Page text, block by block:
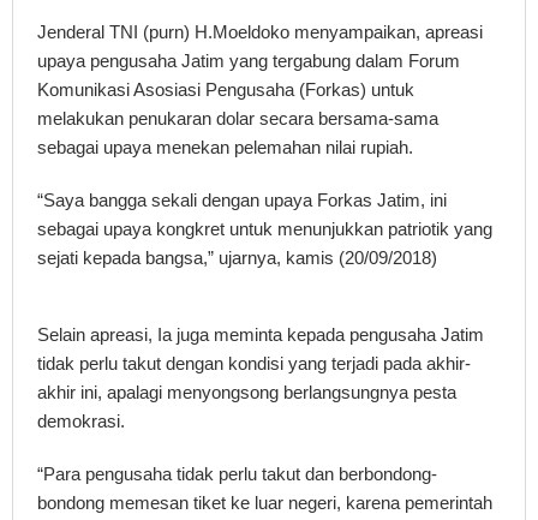
Jenderal TNI (purn) H.Moeldoko menyampaikan, apreasi
upaya pengusaha Jatim yang tergabung dalam Forum
Komunikasi Asosiasi Pengusaha (Forkas) untuk
melakukan penukaran dolar secara bersama-sama
sebagai upaya menekan pelemahan nilai rupiah.
“Saya bangga sekali dengan upaya Forkas Jatim, ini
sebagai upaya kongkret untuk menunjukkan patriotik yang
sejati kepada bangsa,” ujarnya, kamis (20/09/2018)
Selain apreasi, Ia juga meminta kepada pengusaha Jatim
tidak perlu takut dengan kondisi yang terjadi pada akhir-
akhir ini, apalagi menyongsong berlangsungnya pesta
demokrasi.
“Para pengusaha tidak perlu takut dan berbondong-
bondong memesan tiket ke luar negeri, karena pemerintah